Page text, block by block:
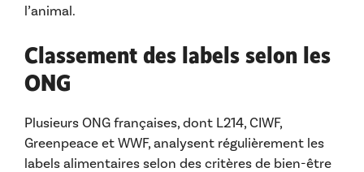
l’animal.
Classement des labels selon les
ONG
Plusieurs ONG françaises, dont L214, CIWF,
Greenpeace et WWF, analysent régulièrement les
labels alimentaires selon des critères de bien-être